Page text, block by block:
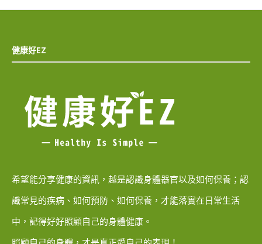
健康好EZ
希望能分享健康的資訊，越是認識身體器官以及如何保養；認
識常見的疾病、如何預防、如何保養，才能落實在日常生活
中，記得好好照顧自己的身體健康。